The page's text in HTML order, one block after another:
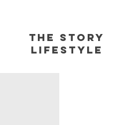
The Story
L ifestyle